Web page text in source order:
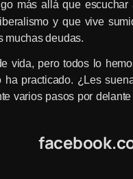
más allá que escuchar
y que vive
muchas deudas.
vida, pero todos lo
practicado. ¿Les
varios pasos por